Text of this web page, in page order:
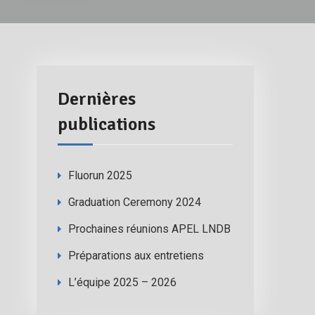
Dernières
publications
Fluorun 2025
Graduation Ceremony 2024
Prochaines réunions APEL LNDB
Préparations aux entretiens
L’équipe 2025 – 2026